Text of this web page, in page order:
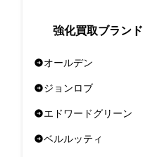
強化買取ブランド
オールデン
ジョンロブ
エドワードグリーン
ベルルッティ